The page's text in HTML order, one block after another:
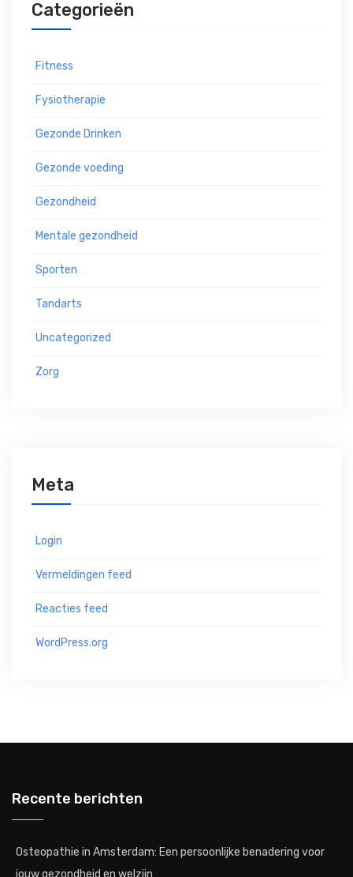
Categorieën
Fitness
Fysiotherapie
Gezonde Drinken
Gezonde voeding
Gezondheid
Mentale gezondheid
Sporten
Tandarts
Uncategorized
Zorg
Meta
Login
Vermeldingen feed
Reacties feed
WordPress.org
Recente berichten
Osteopathie in Amsterdam: Een persoonlijke benadering voor